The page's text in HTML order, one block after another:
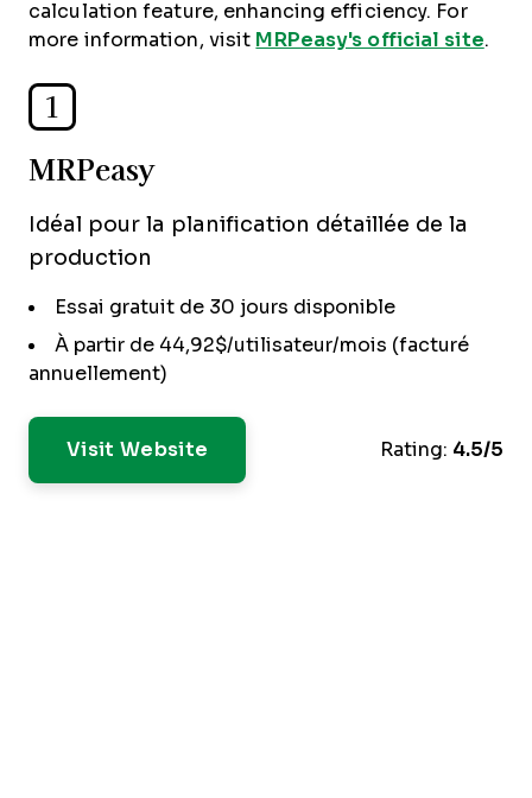
1
MRPeasy
Idéal pour la planification détaillée de la
production
Essai gratuit de 30 jours disponible
À partir de 44,92$/utilisateur/mois (facturé
annuellement)
Visit Website Rating: 4.5/5
calculation feature, enhancing efficiency. For
more information, visit MRPeasy's official site.